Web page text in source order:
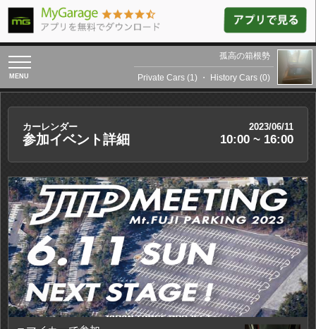
toggle
navigation
孤高の箱根勢
Private Cars (1) ・ History Cars (0)
カーレンダー 2023/06/11
参加イベント詳細 10:00 ~ 16:00